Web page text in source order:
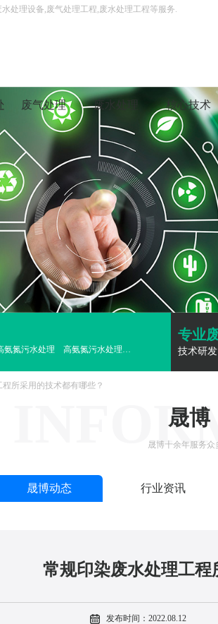
处理设备,废气处理工程,废水处理工程等服务.
废气处理 废水处理 核心技术
氨氮污水处理 高氨氮污水处理 高氨氮污水处理 高氨
专业
技术研
所采用的技术都有哪些？
晟博
晟博十余年服务
晟博动态 行业资讯
常规印染废水处理工程
发布时间：2022.08.12